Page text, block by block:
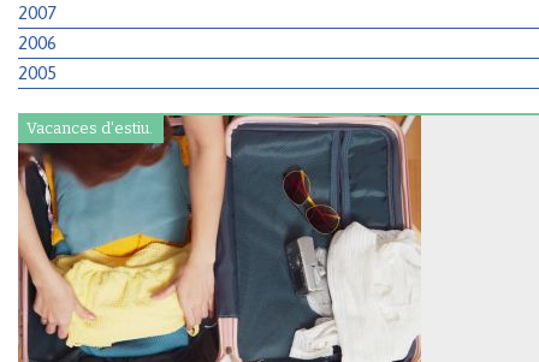
2007
2006
2005
Vacances d'estiu.